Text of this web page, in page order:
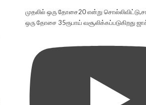
முதலில் ஒரு தோசை20 என்று
ஒரு தோசை 35ரூபாய் வசூலிக்கப்படுகிறது